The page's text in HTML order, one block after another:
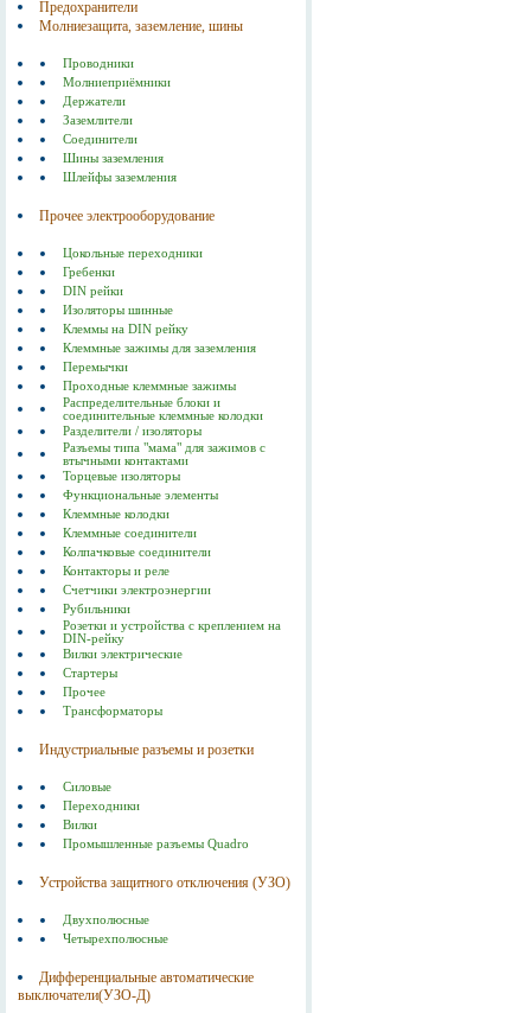
Предохранители
Молниезащита, заземление, шины
Проводники
Молниеприёмники
Держатели
Заземлители
Соединители
Шины заземления
Шлейфы заземления
Прочее электрооборудование
Цокольные переходники
Гребенки
DIN рейки
Изоляторы шинные
Клеммы на DIN рейку
Клеммные зажимы для заземления
Перемычки
Проходные клеммные зажимы
Распределительные блоки и
соединительные клеммные колодки
Разделители / изоляторы
Разъемы типа "мама" для зажимов с
втычными контактами
Торцевые изоляторы
Функциональные элементы
Клеммные колодки
Клеммные соединители
Колпачковые соединители
Контакторы и реле
Счетчики электроэнергии
Рубильники
Розетки и устройства с креплением на
DIN-рейку
Вилки электрические
Стартеры
Прочее
Трансформаторы
Индустриальные разъемы и розетки
Силовые
Переходники
Вилки
Промышленные разъемы Quadro
Устройства защитного отключения (УЗО)
Двухполюсные
Четырехполюсные
Дифференциальные автоматические
выключатели(УЗО-Д)